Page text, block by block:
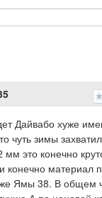
Дайвабо хуже
чуть зимы
мм это конечно
конечно материал
же Ямы 38. В общем